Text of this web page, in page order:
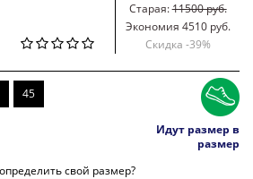
Старая:11500 руб.
Экономия 4510 руб.
Скидка -39%
45
Идут размер в
размер
свой размер?